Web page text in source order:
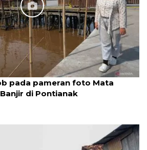
pada pameran foto Mata
di Pontianak